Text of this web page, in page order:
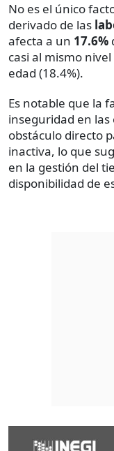
No es el único
derivado de las
afecta a un 17.6%
casi al mismo
edad (18.4%).
Es notable que la
inseguridad en
obstáculo directo
inactiva, lo que
en la gestión del
disponibilidad de